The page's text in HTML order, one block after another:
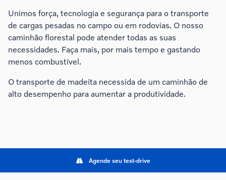
Unimos força, tecnologia e segurança para o transporte
de cargas pesadas no campo ou em rodovias. O nosso
caminhão florestal pode atender todas as suas
necessidades. Faça mais, por mais tempo e gastando
menos combustível.
O transporte de madeita necessida de um caminhão de
alto desempenho para aumentar a produtividade.
Agende seu test-drive